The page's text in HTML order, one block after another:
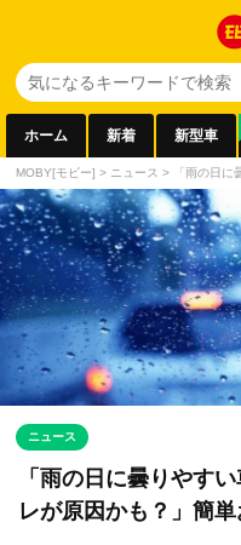
ホーム 新着 新型車
MOBY[モビー] > ニュース > 「雨の日
ニュース
「雨の日に曇りやす
レが原因かも？」簡